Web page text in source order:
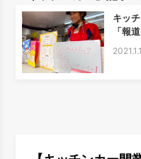
キッ
「報